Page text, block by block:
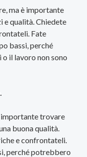
ma è importante
e qualità. Chiedete
Fate
bassi, perché
il lavoro non sono
importante trovare
buona qualità.
e confrontateli.
perché potrebbero